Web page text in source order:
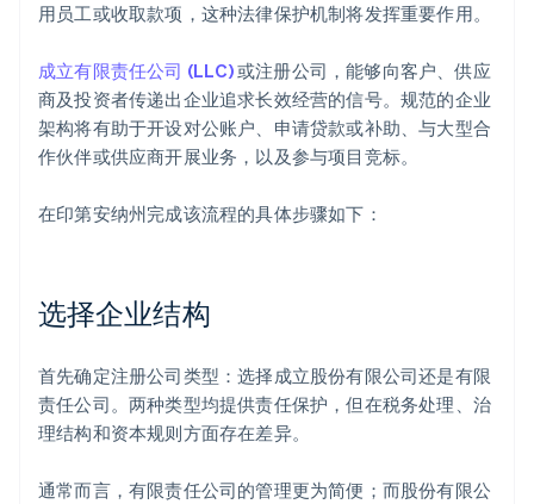
用员工或收取款项，这种法律保护机制将发挥重要作用。
成立有限责任公司 (LLC)或注册公司，能够向客户、供应
商及投资者传递出企业追求长效经营的信号。规范的企业
架构将有助于开设对公账户、申请贷款或补助、与大型合
作伙伴或供应商开展业务，以及参与项目竞标。
在印第安纳州完成该流程的具体步骤如下：
选择企业结构
首先确定注册公司类型：选择成立股份有限公司还是有限
责任公司。两种类型均提供责任保护，但在税务处理、治
理结构和资本规则方面存在差异。
通常而言，有限责任公司的管理更为简便；而股份有限公